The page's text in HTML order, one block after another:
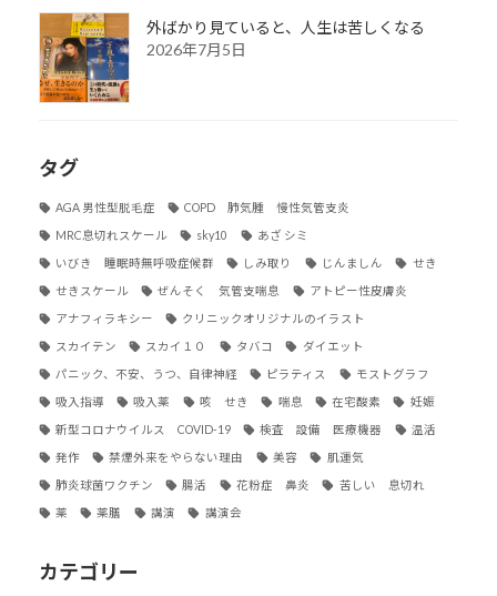
外ばかり見ていると、人生は苦しくなる
2026年7月5日
タグ
AGA 男性型脱毛症 COPD 肺気腫 慢性気管支炎
MRC息切れスケール sky10 あざ シミ
いびき 睡眠時無呼吸症候群 しみ取り じんましん せき
せきスケール ぜんそく 気管支喘息 アトピー性皮膚炎
アナフィラキシー クリニックオリジナルのイラスト
スカイテン スカイ１０ タバコ ダイエット
パニック、不安、うつ、自律神経 ピラティス モストグラフ
吸入指導 吸入薬 咳 せき 喘息 在宅酸素 妊娠
新型コロナウイルス COVID-19 検査 設備 医療機器 温活
発作 禁煙外来をやらない理由 美容 肌運気
肺炎球菌ワクチン 腸活 花粉症 鼻炎 苦しい 息切れ
薬 薬膳 講演 講演会
カテゴリー